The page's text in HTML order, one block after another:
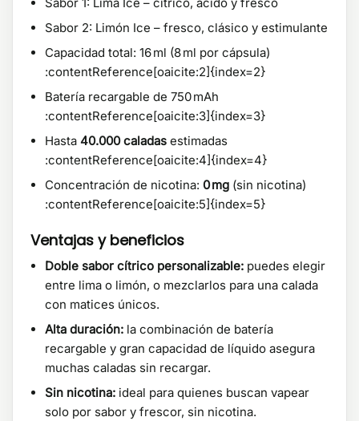
Sabor 2: Limón Ice – fresco, clásico y estimulante
Capacidad total: 16 ml (8 ml por cápsula)
:contentReference[oaicite:2]{index=2}
Batería recargable de 750 mAh
:contentReference[oaicite:3]{index=3}
Hasta 40.000 caladas estimadas
:contentReference[oaicite:4]{index=4}
Concentración de nicotina: 0 mg (sin nicotina)
:contentReference[oaicite:5]{index=5}
Ventajas y beneficios
Doble sabor cítrico personalizable: puedes elegir
entre lima o limón, o mezclarlos para una calada
con matices únicos.
Alta duración: la combinación de batería
recargable y gran capacidad de líquido asegura
muchas caladas sin recargar.
Sin nicotina: ideal para quienes buscan vapear
solo por sabor y frescor, sin nicotina.